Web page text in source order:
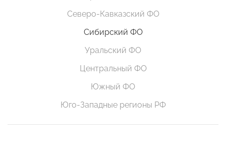
Северо-Кавказский ФО
Сибирский ФО
Уральский ФО
Центральный ФО
Южный ФО
Юго-Западные регионы РФ